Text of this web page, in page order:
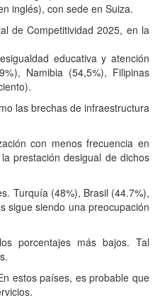
inglés), con sede en Suiza.
de Competitividad 2025, en la
educativa y atención
Namibia (54,5%), Filipinas
las brechas de infraestructura
con menos frecuencia en
prestación desigual de dichos
Turquía (48%), Brasil (44.7%),
sigue siendo una preocupación
porcentajes más bajos. Tal
estos países, es probable que